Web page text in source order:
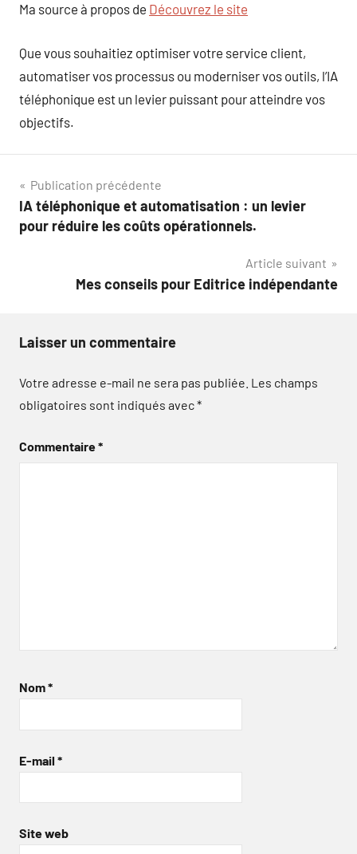
Ma source à propos de Découvrez le site
Que vous souhaitiez optimiser votre service client,
automatiser vos processus ou moderniser vos outils, l’IA
téléphonique est un levier puissant pour atteindre vos
objectifs.
Navigation
de
Publication précédente
IA téléphonique et automatisation : un levier
pour réduire les coûts opérationnels.
Article suivant
Mes conseils pour Editrice indépendante
Laisser un commentaire
Votre adresse e-mail ne sera pas publiée. Les champs
obligatoires sont indiqués avec*
Commentaire*
Nom*
E-mail *
Site web